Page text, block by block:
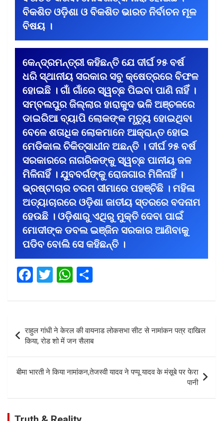
ବିକଶିତ ଓଡ଼ିଶା ଓ ବିକଶିତ ଭାରତ ନିର୍ବାଚନ ମୂଳ
ବିଷୟ ।
କେନ୍ଦ୍ରମନ୍ତ୍ରୀ କହିଛନ୍ତି ଯେ ଦୀର୍ଘ ୨୫ ବର୍ଷ
ଧରି ସ୍ଥାନୀୟ ସରକାର ସବୁ କ୍ଷେତ୍ରରେ ବିଫଳ
ହୋଇଛି । ଗାଁ ଗାଁରେ ସ୍ୱଚ୍ଛ ପିଇବା ପାଣି ନାହିଁ ।
ସମ୍ବଲପୁର ଜିଲ୍ଲାର ହାରାକୁଦ ଭଳି ଅଞ୍ଚଳରେ
ଡାଇରିଆ ବ୍ୟାପି ଲୋକଙ୍କ ମୃତ୍ୟୁ ହୋଇଥିବା
ବେଳେ ଶତାଧିକ ଲୋକମାନେ ଆକ୍ରାନ୍ତ ହୋଇ
ମେଡିକାଲ ଚିକିତ୍ସାଧୀନ ଅଛନ୍ତି । ଦୀର୍ଘ ୨୫ ବର୍ଷ
ସରକାରରେ ନାଗରିକଙ୍କୁ ସ୍ୱଚ୍ଛ ପାନୀୟ ଜଳ
ମିଳିନାହିଁ । ଯୁବବର୍ଗଙ୍କୁ ରୋଜଗାର ମିଳିନାହିଁ ।
ଭ୍ରଷ୍ଟାଚାର ଚରମ ସୀମାରେ ପହଞ୍ଚିଛି । ମହିଳା
ଅତ୍ୟାଚାରରେ ଓଡ଼ିଶା ଜାତୀୟ ସ୍ତରରେ ବଦନାମ
ହେଉଛି । ଓଡ଼ିଶାରୁ ଏଥିରୁ ମୁକ୍ତି ଦେବା ପାଇଁ
ମୋଦୀଙ୍କ ଡବଲ ଇଞ୍ଜିନ ସରକାର ଆଣିବାକୁ
ପଡିବ ବୋଲି ସେ କହିଛନ୍ତି ।
F
ce
o
o
k
T
tt
er
W
at
s
A
p
p
ar
navigation
राहुल गांधी ने केरल की वायनाड लोकसभा सीट से नामांकन पत्र दाखिल
किया, रोड शो में जन सैलाब
बीमा भारती ने किया नामांकन,तेजस्वी यादव ने पप्पू यादव के मंसूबे पर फेरा
पानी